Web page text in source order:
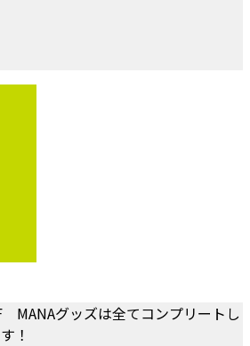
グッズは全てコンプリートし
！